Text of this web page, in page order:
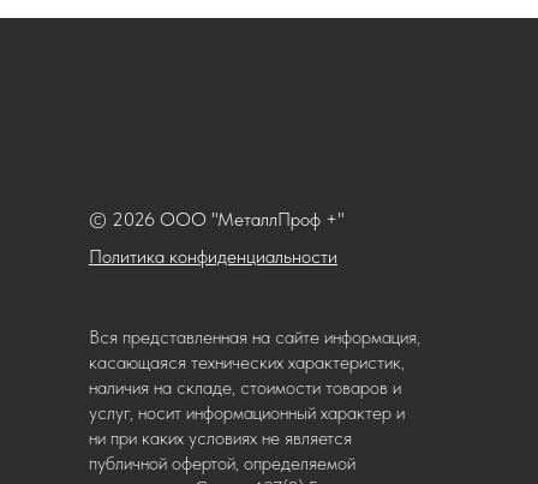
Политика конфиденциальности
© 2026 ООО "МеталлПроф +"
Вся представленная на сайте информация,
касающаяся технических характеристик,
наличия на складе, стоимости товаров и
услуг, носит информационный характер и
ни при каких условиях не является
публичной офертой, определяемой